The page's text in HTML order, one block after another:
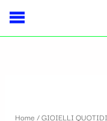
contenuto
Home /GIOIELLI
S